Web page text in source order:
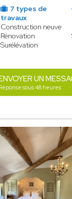
7 types de
travaux
Construction neuve
Rénovation
Surélévation
UN
sous 48 heures